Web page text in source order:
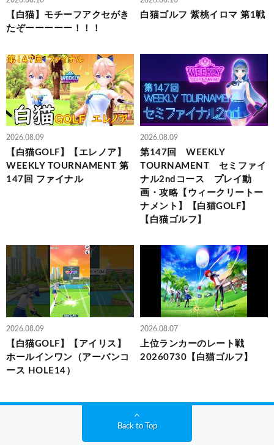
【白猫】モチーフアクセがき
たぞーーーーー！！！
白猫ゴルフ 紫桃イロマ 第1戦
2026.08.09
【白猫GOLF】【エレノア】
WEEKLY TOURNAMENT 第
147回 ファイナル
2026.08.09
第147回 WEEKLY
TOURNAMENT セミファイ
ナル2ndコース プレイ動
画・攻略【ウィークリートー
ナメント】【白猫GOLF】
【白猫ゴルフ】
2026.08.09
【白猫GOLF】【アイリス】
ホールインワン（アーバンコ
ース HOLE14）
2026.08.07
上位ランカーのレート戦
20260730【白猫ゴルフ】
Back to Top